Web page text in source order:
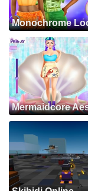
Monochrome
Mermaidcore